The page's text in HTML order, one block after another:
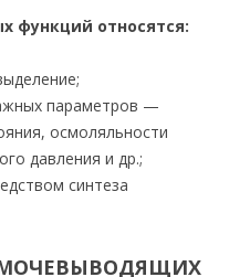
функций относятся:
параметров —
осмоляльности
давления и др.;
синтеза